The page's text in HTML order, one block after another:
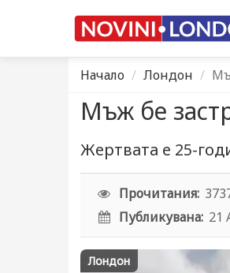
Начало Лондон
Мъж бе
Жертвата е 25-
Прочитания:
Публикувана: 21
Лондон